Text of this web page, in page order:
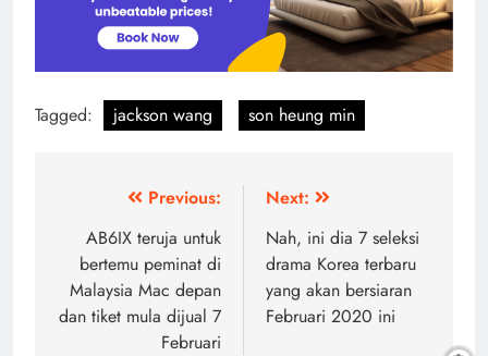
Tagged: jackson wang son heung min
navigation
Previous:
AB6IX teruja untuk
bertemu peminat di
Malaysia Mac depan
dan tiket mula dijual 7
Februari
Next:
Nah, ini dia 7 seleksi
drama Korea terbaru
yang akan bersiaran
Februari 2020 ini